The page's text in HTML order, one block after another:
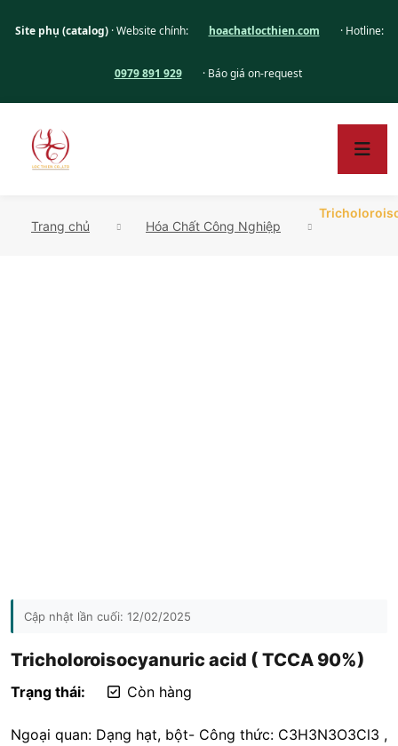
Site phụ (catalog)· Website chính: hoachatlocthien.com · Hotline:
0979 891 929 · Báo giá on-request
Trang chủ Hóa Chất Công Nghiệp
Cập nhật lần cuối: 12/02/2025
Tricholoroisocyanuric acid ( TCCA 90%)
Trạng thái: Còn hàng
Ngoại quan: Dạng hạt, bột- Công thức: C3H3N3O3Cl3 ,